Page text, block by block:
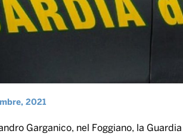
2021
Garganico, nel Foggiano, la